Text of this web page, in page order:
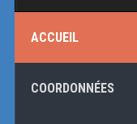
ACCUEIL
COORDONNÉES